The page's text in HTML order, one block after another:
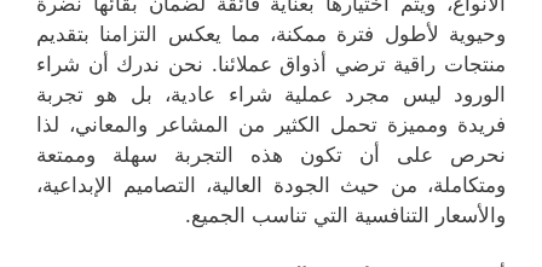
وحيوية لأطول فترة ممكنة، مما يعكس التزامنا بتقديم
منتجات راقية ترضي أذواق عملائنا. نحن ندرك أن شراء
الورود ليس مجرد عملية شراء عادية، بل هو تجربة
فريدة ومميزة تحمل الكثير من المشاعر والمعاني، لذا
نحرص على أن تكون هذه التجربة سهلة وممتعة
ومتكاملة، من حيث الجودة العالية، التصاميم الإبداعية،
والأسعار التنافسية التي تناسب الجميع.